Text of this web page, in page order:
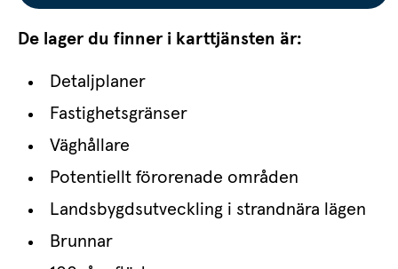
De lager du finner i karttjänsten är:
Detaljplaner
Fastighetsgränser
Väghållare
Potentiellt förorenade områden
Landsbygdsutveckling i strandnära lägen
Brunnar